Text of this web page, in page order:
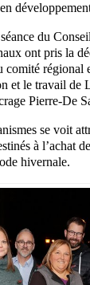
du
ont pris la
comité régional
et le travail de
Pierre-De
se voit
à l’achat
hivernale.